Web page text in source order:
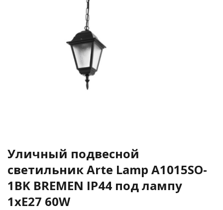
Уличный подвесной
светильник Arte Lamp A1015SO-
1BK BREMEN IP44 под лампу
1xE27 60W